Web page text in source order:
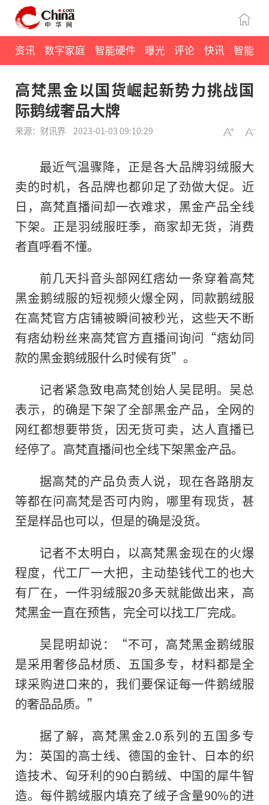
资讯 数字家庭 智能硬件 曝光 评论 快讯 智能
高梵黑金以国货崛起新势力挑战国
际鹅绒奢品大牌
来源：财讯界 2023-01-03 09:10:29
最近气温骤降，正是各大品牌羽绒服大
卖的时机，各品牌也都卯足了劲做大促。 近
日，高梵直播间却一衣难求，黑金产品全线
下架。正是羽绒服旺季，商家却无货，消费
者直呼看不懂。
前几天抖音头部网红痞幼一条穿着高梵
黑金鹅绒服的短视频火爆全网，同款鹅绒服
在高梵官方店铺被瞬间被秒光，这些天不断
有痞幼粉丝来高梵官方直播间询问“痞幼同
款的黑金鹅绒服什么时候有货”。
记者紧急致电高梵创始人吴昆明。吴总
表示，的确是下架了全部黑金产品，全网的
网红都想要带货，因无货可卖，达人直播已
经停了。高梵直播间也全线下架黑金产品。
据高梵的产品负责人说，现在各路朋友
等都在问高梵是否可内购，哪里有现货，甚
至是样品也可以，但是的确是没货。
记者不太明白，以高梵黑金现在的火爆
程度，代工厂一大把，主动垫钱代工的也大
有厂在，一件羽绒服20多天就能做出来，高
梵黑金一直在预售，完全可以找工厂完成。
吴昆明却说：“不可，高梵黑金鹅绒服
是采用奢侈品材质、五国多专，材料都是全
球采购进口来的，我们要保证每一件鹅绒服
的奢品品质。”
据了解，高梵黑金2.0系列的五国多专
为：英国的高士线、德国的金针、日本的织
造技术、匈牙利的90白鹅绒、中国的犀牛智
造。每件鹅绒服内填充了绒子含量90%的进